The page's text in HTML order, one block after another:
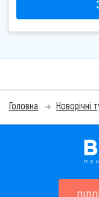
Головна Новорічні